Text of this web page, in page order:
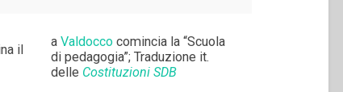
il
aValdocco comincia la “Scuola
di pedagogia”; Traduzione it.
delle Costituzioni SDB